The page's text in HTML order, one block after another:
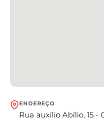
ENDEREÇO
Rua auxílio Abílio, 15 -